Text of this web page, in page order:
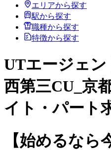
エリアから探す
駅から探す
職種から探す
特徴から探す
UTエージェン
西第三CU_京
イト・パート
【始めるなら